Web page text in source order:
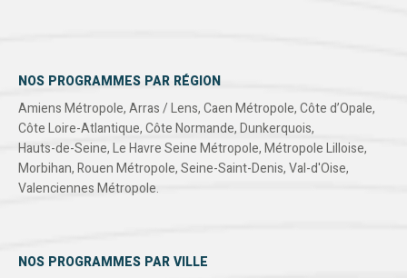
NOS PROGRAMMES PAR RÉGION
Amiens Métropole,Arras / Lens,Caen Métropole,Côte d’Opale,
Côte Loire-Atlantique,Côte Normande,Dunkerquois,
Hauts-de-Seine,Le Havre Seine Métropole,Métropole Lilloise,
Morbihan,Rouen Métropole,Seine-Saint-Denis,Val-d'Oise,
Valenciennes Métropole.
NOS PROGRAMMES PAR VILLE